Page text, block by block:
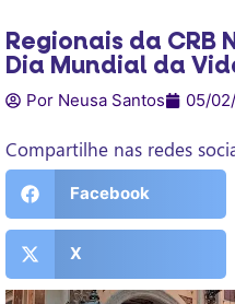
Regionais da CRB
Dia Mundial da
Por Neusa Santos 05/
Compartilhe nas redes
Facebook
X